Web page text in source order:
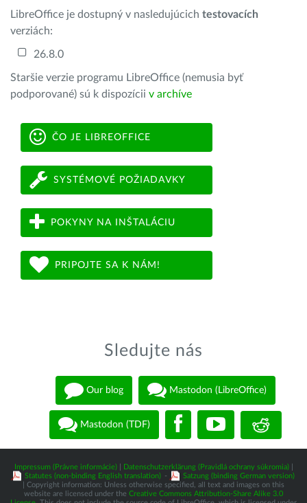
LibreOffice je dostupný v nasledujúcich testovacích
verziách:
26.8.0
Staršie verzie programu LibreOffice (nemusia byť
podporované) sú k dispozícii v archíve
ČO JE LIBREOFFICE
SYSTÉMOVÉ POŽIADAVKY
POKYNY NA INŠTALÁCIU
PRIPOJTE SA K NÁM!
Sledujte nás
Our blog Mastodon (LibreOffice)
Mastodon (TDF)
Impressum (Právne informácie)| Datenschutzerklärung (Pravidlá ochrany súkromia)|
Statutes (non-binding English translation) -
Satzung (binding German version)
| Copyright information: Unless otherwise specified, all text and images on this
website are licensed under the Creative Commons Attribution-Share Alike 3.0